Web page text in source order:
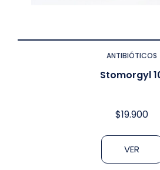
ANTIBIÓTICOS
Stomorgyl
$19.900
VER